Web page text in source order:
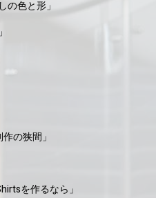
色と形」
の狭間」
を作るなら」